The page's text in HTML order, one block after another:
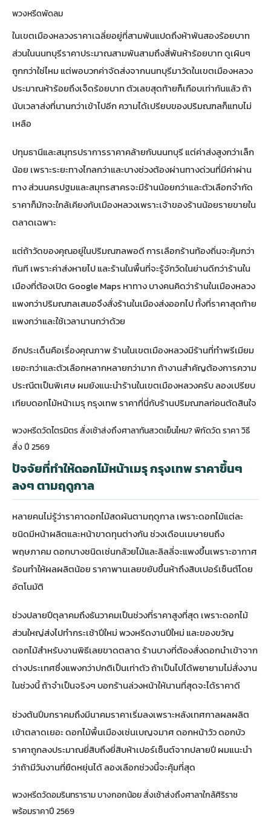
พวงหรีดพัดลม
ในเขตเมืองหลวงราคาเฉลี่ยอยู่ที่สามพันแปดถึงห้าพันสองร้อยบาท
ส่วนในนนทบุรีราคาประมาณสามพันสามถึงสี่พันห้าร้อยบาท ดูเผินๆ
ถูกกว่าใช่ไหม แต่พอบวกค่าจัดส่งจากนนทบุรีมาวัดในเขตเมืองหลวง
ประมาณห้าร้อยถึงเจ็ดร้อยบาท ตัวเลขสุดท้ายก็เกือบเท่ากันแล้ว ถ้า
นับเวลาส่งที่นานกว่าเข้าไปอีก ความได้เปรียบของปริมณฑลก็แทบไม่
เหลือ
ปทุมธานีและสมุทรปราการราคาคล้ายกับนนทบุรี แต่ค่าส่งสูงกว่าเล็ก
น้อย เพราะระยะทางไกลกว่าและบางช่วงต้องผ่านทางด่วนที่มีค่าผ่าน
ทาง ส่วนนครปฐมและสมุทรสาครจะมีร้านน้อยกว่าและตัวเลือกจำกัด
ราคาก็มักจะใกล้เคียงกับเมืองหลวงเพราะเจ้าของร้านน้อยรายขายใน
ตลาดเฉพาะ
แต่ถ้าวัดของคุณอยู่ในปริมณฑลพอดี การเลือกร้านท้องถิ่นจะคุ้มกว่า
ทันที เพราะค่าส่งหายไป และร้านในพื้นที่จะรู้จักวัดในย่านดีกว่าร้านใน
เมืองที่ต้องเปิด Google Maps หาทาง บางคนคิดว่าร้านในเมืองหลวง
แพงกว่าปริมณฑลเสมอจึงสั่งร้านในเมืองส่งออกไป ทั้งที่ราคาสุดท้าย
แพงกว่าและใช้เวลานานกว่าด้วย
อีกประเด็นคือเรื่องคุณภาพ ร้านในเขตเมืองหลวงมีร้านที่ทำพรีเมียม
เยอะกว่าและตัวเลือกหลากหลายกว่ามาก ถ้างานสำคัญต้องการความ
ประณีตเป็นพิเศษ ผมยังแนะนำร้านในเขตเมืองหลวงครับ ลองเปรียบ
เทียบดอกไม้หน้าเมรุ กรุงเทพ ราคาที่นี่กับร้านปริมณฑลก่อนตัดสินใจ
พวงหรีดวัดไตรมิตร สั่งเช้าส่งถึงศาลาทันสวดเย็นไหม? พิกัดวัด ราคา วิธี
สั่ง ปี 2569
ปัจจัยที่ทำให้ดอกไม้หน้าเมรุ กรุงเทพ ราคาขึ้นๆ
ลงๆ ตามฤดูกาล
หลายคนไม่รู้ว่าราคาดอกไม้สดผันตามฤดูกาล เพราะดอกไม้แต่ละ
ชนิดมีหน้าผลิตและหน้าขาดทุนต่างกัน ช่วงเดือนเมษายนถึง
พฤษภาคม ดอกบางชนิดเช่นกล้วยไม้และลิลลี่จะแพงขึ้นเพราะอากาศ
ร้อนทำให้ผลผลิตน้อย ราคาพานเลยขยับขึ้นห้าถึงสิบเปอร์เซ็นต์โดย
อัตโนมัติ
ช่วงปลายปีตุลาคมถึงธันวาคมเป็นช่วงที่ราคาสูงที่สุด เพราะดอกไม้
ส่วนใหญ่ส่งไปทำกระเช้าปีใหม่ พวงหรีดงานปีใหม่ และของขวัญ
ดอกไม้สำหรับงานพิธีเลยขาดตลาด ร้านบางที่ต้องสั่งดอกนำเข้าจาก
ต่างประเทศซึ่งแพงกว่าปกติเป็นเท่าตัว ถ้าเป็นไปได้พยายามไม่สั่งงาน
ในช่วงนี้ ถ้าจำเป็นจริงๆ บอกร้านล่วงหน้าให้นานที่สุดจะได้ราคาดี
ช่วงต้นปีมกราคมถึงมีนาคมราคาเริ่มลงเพราะหลังเทศกาลผลผลิต
เข้าตลาดเยอะ ดอกไม้พื้นเมืองเช่นเบญจมาศ ดอกหน้าวัว ดอกบัว
ราคาถูกลงประมาณยี่สิบถึงยี่สิบห้าเปอร์เซ็นต์จากปลายปี ผมแนะนำ
ว่าถ้ามีวันงานที่ยืดหยุ่นได้ ลองเลือกช่วงนี้จะคุ้มที่สุด
พวงหรีดวัดอมรินทราราม บางกอกน้อย สั่งเช้าส่งถึงศาลาใกล้ศิริราช
พร้อมราคาปี 2569